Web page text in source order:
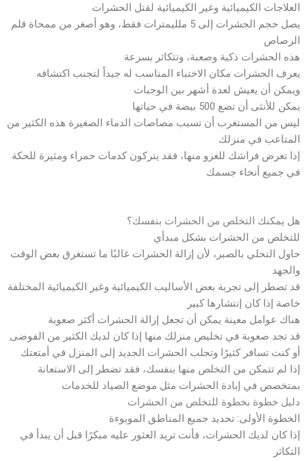
العلاجات الكيميائية وغير الكيميائية لقتل الحشرات
يصل حجم الحشرات إلى 5 ملليمترات فقط، وهو أصغر من ممحاة قلم
الرصاص
هذه الحشرات ذكية وصعبة، وتتكاثر بسرعة
يعرف الحشرات مكان الاختباء المناسب له جيداً لتجنب اكتشافه
ويمكن أن يعيش لعدة أشهر بين الوجبات
يمكن للأنثى أن تضع 500 بيضة في حياتها
ليس من المستغرب أن تسبب مصاصات الدماء الصغيرة هذه الكثير من
المتاعب في منزلك
إذا تعرض فراشك للغزو منها، فقد يتركون كدمات حمراء ومثيرة للحكة
في جميع أنحاء جسمك
هل يمكنك التخلص من الحشرات بنفسك؟
للتخلص من الحشرات بشكل مبدأي
حاول التحلي بالصبر، لأن إزالة الحشرات غالبًا ما تستغرق بعض الوقت
والجهد
قد تضطر إلى تجربة بعض الأساليب الكيميائية وغير الكيميائية المختلفة
خاصة إذا كان إنتشارها كبير
هناك عوامل معينة يمكن أن تجعل إزالة الحشرات أكثر صعوبة
قد تجد صعوبة في تخليص منزلك منها إذا كان لديك الكثير من الفوضى
أو كنت تسافر كثيرًا وتجلب الحشرات الجديد إلى المنزل في أمتعتك
إذا لم تتمكن من التخلص منها بنفسك، فقد تضطر إلى الاستعانة
بمتخصص في إبادة الحشرات مثل موضع الصياد للخدمات
دليل خطوة بخطوة للتخلص من الحشرات
الخطوة الأولى: تحديد جميع المناطق الموبوءة
إذا كان لديك الحشرات، فأنت تريد العثور عليه مبكرًا قبل أن يبدأ في
التكاثر